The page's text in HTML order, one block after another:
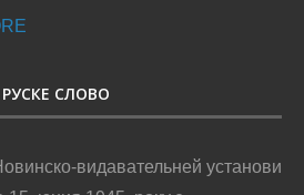
РУСКЕ СЛОВО
видавательней установи